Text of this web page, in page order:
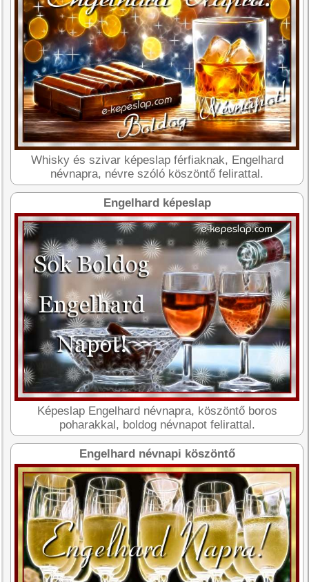
Whisky és szivar képeslap férfiaknak, Engelhard
névnapra, névre szóló köszöntő felirattal.
Engelhard képeslap
Képeslap Engelhard névnapra, köszöntő boros
poharakkal, boldog névnapot felirattal.
Engelhard névnapi köszöntő